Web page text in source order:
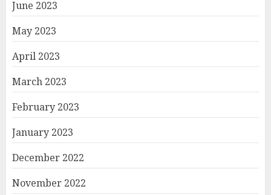
June 2023
May 2023
April 2023
March 2023
February 2023
January 2023
December 2022
November 2022